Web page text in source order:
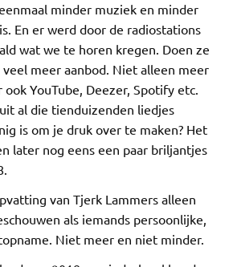
minder muziek en minder
En er werd door de radiostations
wat we te horen kregen. Doen ze
veel meer aanbod. Niet alleen meer
ook YouTube, Deezer, Spotify etc.
al die tienduizenden liedjes
is om je druk over te maken? Het
later nog eens een paar briljantjes
van Tjerk Lammers alleen
als iemands persoonlijke,
Niet meer en niet minder.